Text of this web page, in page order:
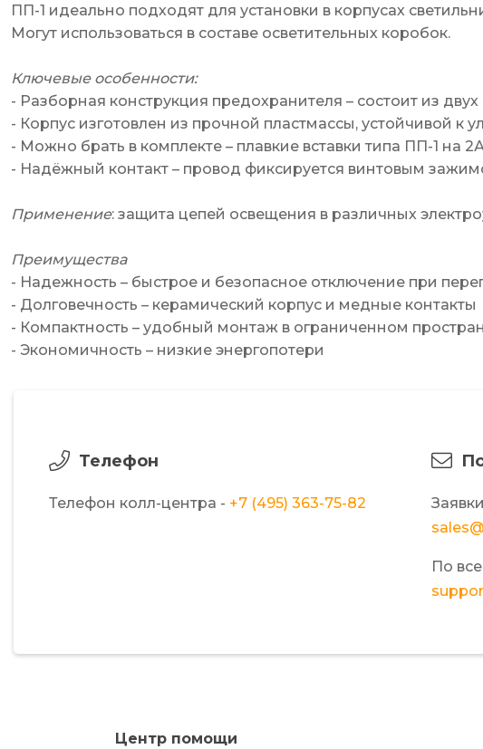
ПП-1 идеально подходят для установки в корпусах
Могут использоваться в составе осветительных коробок.
Ключевые особенности:
- Разборная конструкция предохранителя – состоит из
- Корпус изготовлен из прочной пластмассы, устойчивой
- Можно брать в комплекте – плавкие вставки типа ПП-1 на
- Надёжный контакт – провод фиксируется винтовым
Применение: защита цепей освещения в различных
Преимущества
- Надежность – быстрое и безопасное отключение при
- Долговечность – керамический корпус и медные контакты
- Компактность – удобный монтаж в ограниченном
- Экономичность – низкие энергопотери
Телефон
Телефон колл-центра - +7 (495) 363-75-82
По
Центр помощи